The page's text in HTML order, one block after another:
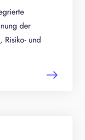
der
Risiko- und